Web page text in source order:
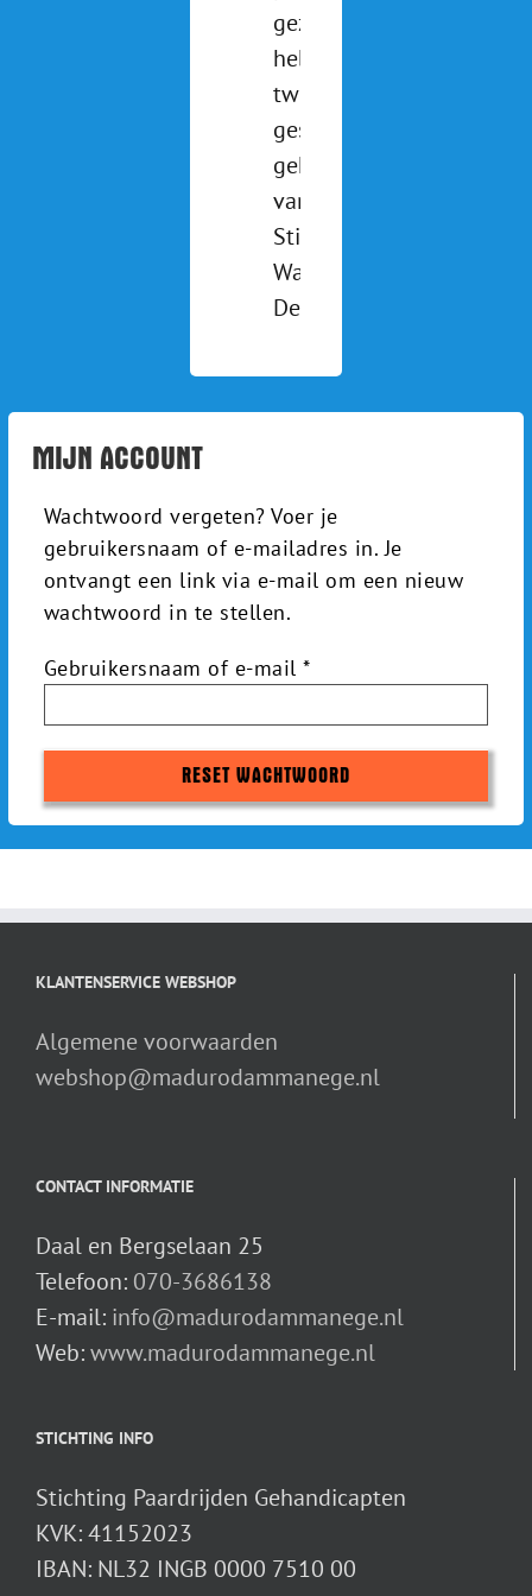
gezien? We
hebben
twee pony's
gesponsord
gekregen
van
Stichting de
Waterlander.
Deze [...]
MIJN ACCOUNT
Wachtwoord vergeten? Voer je
gebruikersnaam of e-mailadres in. Je
ontvangt een link via e-mail om een nieuw
wachtwoord in te stellen.
Gebruikersnaam of e-mail*Vereist
RESET WACHTWOORD
KLANTENSERVICE WEBSHOP
Algemene voorwaarden
webshop@madurodammanege.nl
CONTACT INFORMATIE
Daal en Bergselaan 25
Telefoon: 070-3686138
E-mail: info@madurodammanege.nl
Web:www.madurodammanege.nl
STICHTING INFO
Stichting Paardrijden Gehandicapten
KVK: 41152023
IBAN: NL32 INGB 0000 7510 00